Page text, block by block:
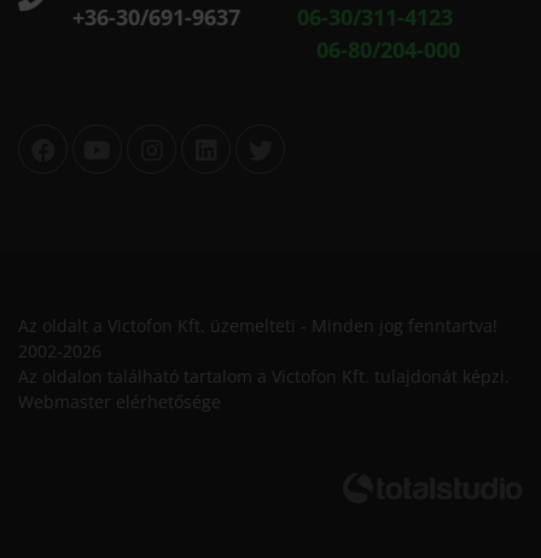
+36-30/691-9637
06-30/311-4123
06-80/204-000
Az oldalt a Victofon Kft. üzemelteti - Minden jog fenntartva!
2002-2026
Az oldalon található tartalom a Victofon Kft. tulajdonát képzi.
Webmaster elérhetősége